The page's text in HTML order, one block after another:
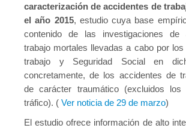
caracterización de accidentes de
el año 2015, estudio cuya base
contenido de las investigaciones de
trabajo mortales llevadas a cabo por
trabajo y Seguridad Social en
concretamente, de los accidentes de
de carácter traumático (excluidos los
tráfico). ( Ver noticia de 29 de marzo)
El estudio ofrece información de alto